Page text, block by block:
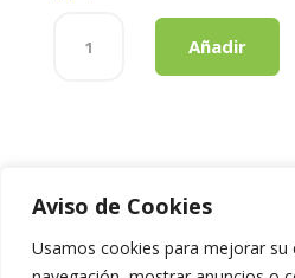
Aviso de Cookies
Usamos cookies para mejorar su
LEJIA
Añadir
Aviso Legal|